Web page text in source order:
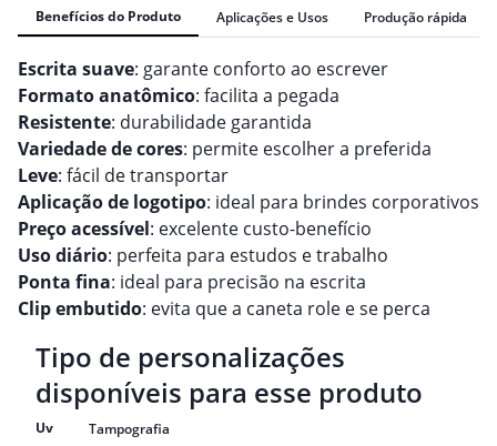
Benefícios do Produto Aplicações e Usos Produção rápida
Escrita suave: garante conforto ao escrever
Formato anatômico: facilita a pegada
Resistente: durabilidade garantida
Variedade de cores: permite escolher a preferida
Leve: fácil de transportar
Aplicação de logotipo: ideal para brindes corporativos
Preço acessível: excelente custo-benefício
Uso diário: perfeita para estudos e trabalho
Ponta fina: ideal para precisão na escrita
Clip embutido: evita que a caneta role e se perca
Tipo de personalizações
disponíveis para esse produto
Uv Tampografia